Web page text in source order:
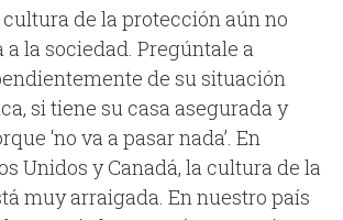
cultura de la protección aún no
a la sociedad. Pregúntale a
de su situación
si tiene su casa asegurada y
‘no va a pasar nada’. En
Unidos y Canadá, la cultura de la
muy arraigada. En nuestro país